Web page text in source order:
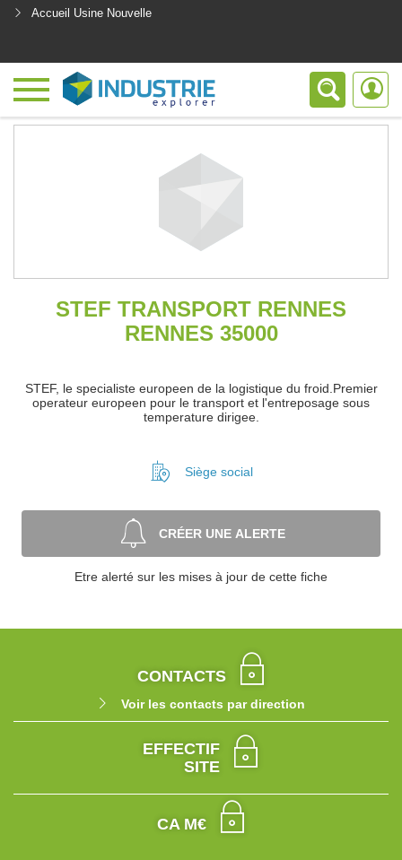
Accueil Usine Nouvelle
STEF TRANSPORT RENNES
RENNES 35000
STEF, le specialiste europeen de la logistique du froid.Premier
operateur europeen pour le transport et l'entreposage sous
temperature dirigee.
Siège social
CRÉER UNE ALERTE
Etre alerté sur les mises à jour de cette fiche
CONTACTS
Voir les contacts par direction
EFFECTIF
SITE
CA M€